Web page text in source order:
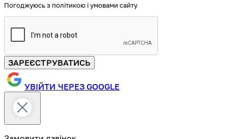
Погоджуюсь з політикою і умовами сайту
ЗАРЕЄСТРУВАТИСЬ
УВІЙТИ ЧЕРЕЗ GOOGLE